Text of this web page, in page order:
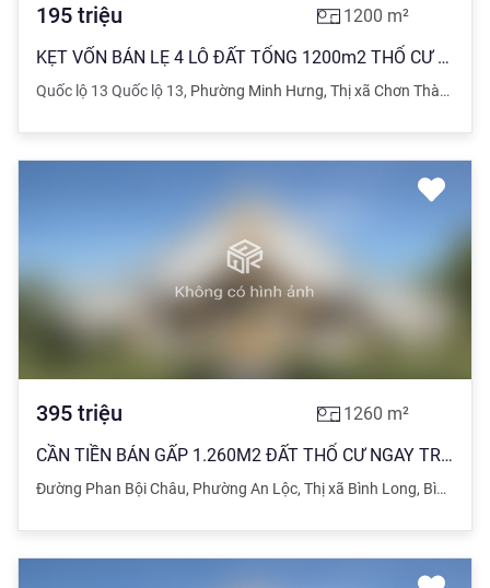
195 triệu 1200 m²
KẸT VỐN BÁN LẸ 4 LÔ ĐẤT TỔNG 1200m2 THỔ CƯ CHỈ VỚI 195 TRIỆU/SHR CÁCH KCN 700M, DÂN ĐÔNG
Quốc lộ 13 Quốc lộ 13, Phường Minh Hưng, Thị xã Chơn Thành
395 triệu 1260 m²
CẦN TIỀN BÁN GẤP 1.260M2 ĐẤT THỔ CƯ NGAY TRUNG TÂM THỊ XÃ BÌNH LONG BÌNH PHƯỚC GIÁ 395 TR
Đường Phan Bội Châu, Phường An Lộc, Thị xã Bình Long, Bình Phước